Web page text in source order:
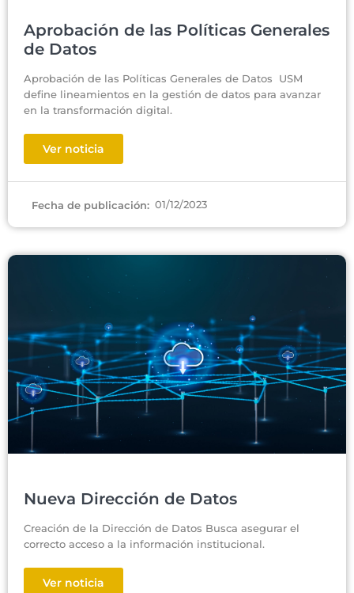
Aprobación de las Políticas Generales
de Datos
Aprobación de las Políticas Generales de Datos USM
define lineamientos en la gestión de datos para avanzar
en la transformación digital.
Ver noticia
Fecha de publicación: 01/12/2023
Nueva Dirección de Datos
Creación de la Dirección de Datos Busca asegurar el
correcto acceso a la información institucional.
Ver noticia